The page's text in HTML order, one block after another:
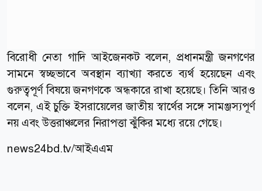
বিরোধী নেতা গাদি আইজেনকট বলেন, প্রধানমন্ত্রী জনগণের
সামনে স্বচ্ছভাবে অবস্থান ব্যাখ্যা করতে ব্যর্থ হয়েছেন এবং
গুরুত্বপূর্ণ বিষয়ে জনগণকে অন্ধকারে রাখা হয়েছে। তিনি আরও
বলেন, এই চুক্তি ইসরায়েলের জাতীয় স্বার্থের সঙ্গে সামঞ্জস্যপূর্ণ
নয় এবং উত্তরাঞ্চলের নিরাপত্তা ঝুঁকির মধ্যে রয়ে গেছে।
news24bd.tv/আইএএম